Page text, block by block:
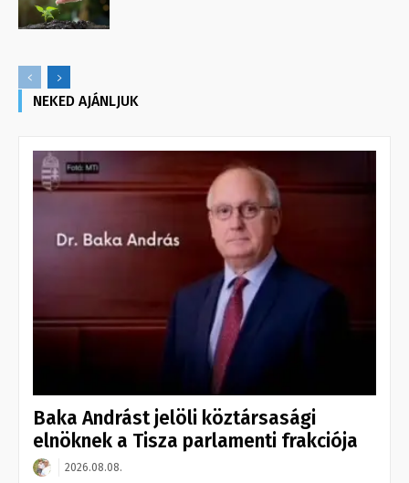
NEKED AJÁNLJUK
Baka Andrást jelöli köztársasági
elnöknek a Tisza parlamenti frakciója
2026.08.08.